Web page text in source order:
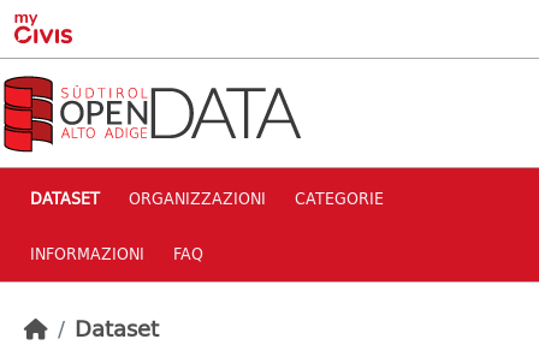
Skip to main content
DATASET ORGANIZZAZIONI CATEGORIE
INFORMAZIONI FAQ
Dataset